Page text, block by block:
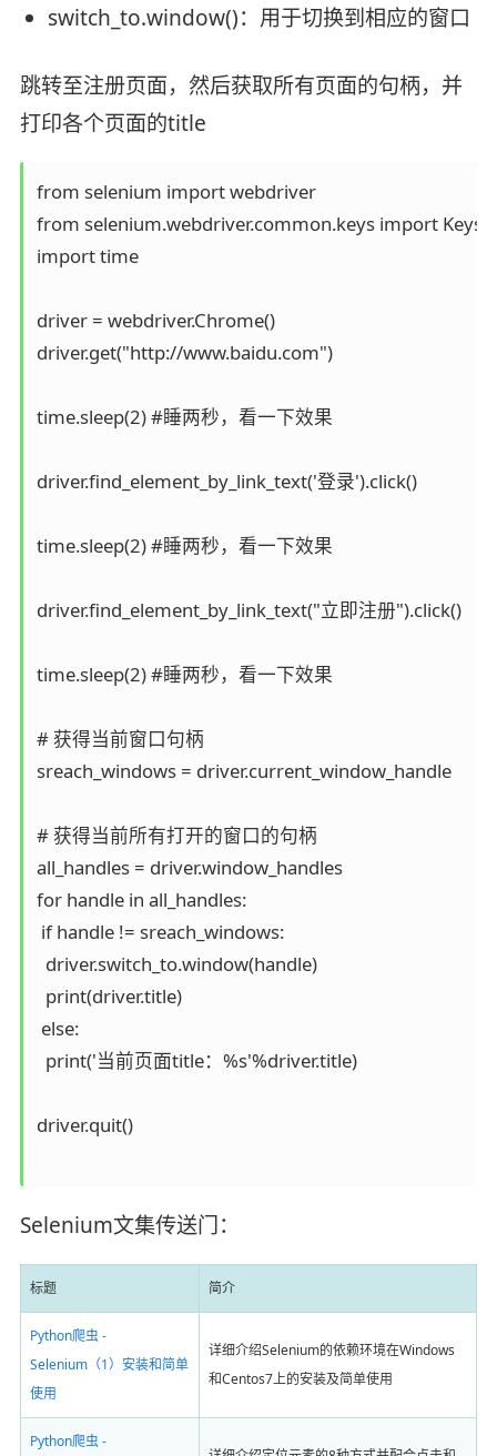
switch_to.window()：用于切换到相应的窗口
跳转至注册页面，然后获取所有页面的句柄，并
打印各个页面的title
from selenium import webdriver
from selenium.webdriver.common.keys import Keys
import time
driver = webdriver.Chrome()
driver.get("http://www.baidu.com")
time.sleep(2) #睡两秒，看一下效果
driver.find_element_by_link_text('登录').click()
time.sleep(2) #睡两秒，看一下效果
driver.find_element_by_link_text("立即注册").click()
time.sleep(2) #睡两秒，看一下效果
# 获得当前窗口句柄
sreach_windows = driver.current_window_handle
# 获得当前所有打开的窗口的句柄
all_handles = driver.window_handles
for handle in all_handles:
if handle != sreach_windows:
  driver.switch_to.window(handle)
  print(driver.title)
else:
  print('当前页面title：%s'%driver.title)
driver.quit()
Selenium文集传送门：
标题 简介
Python爬虫 -
Selenium（1）安装和简单
使用
详细介绍Selenium的依赖环境在Windows
和Centos7上的安装及简单使用
Python爬虫 -